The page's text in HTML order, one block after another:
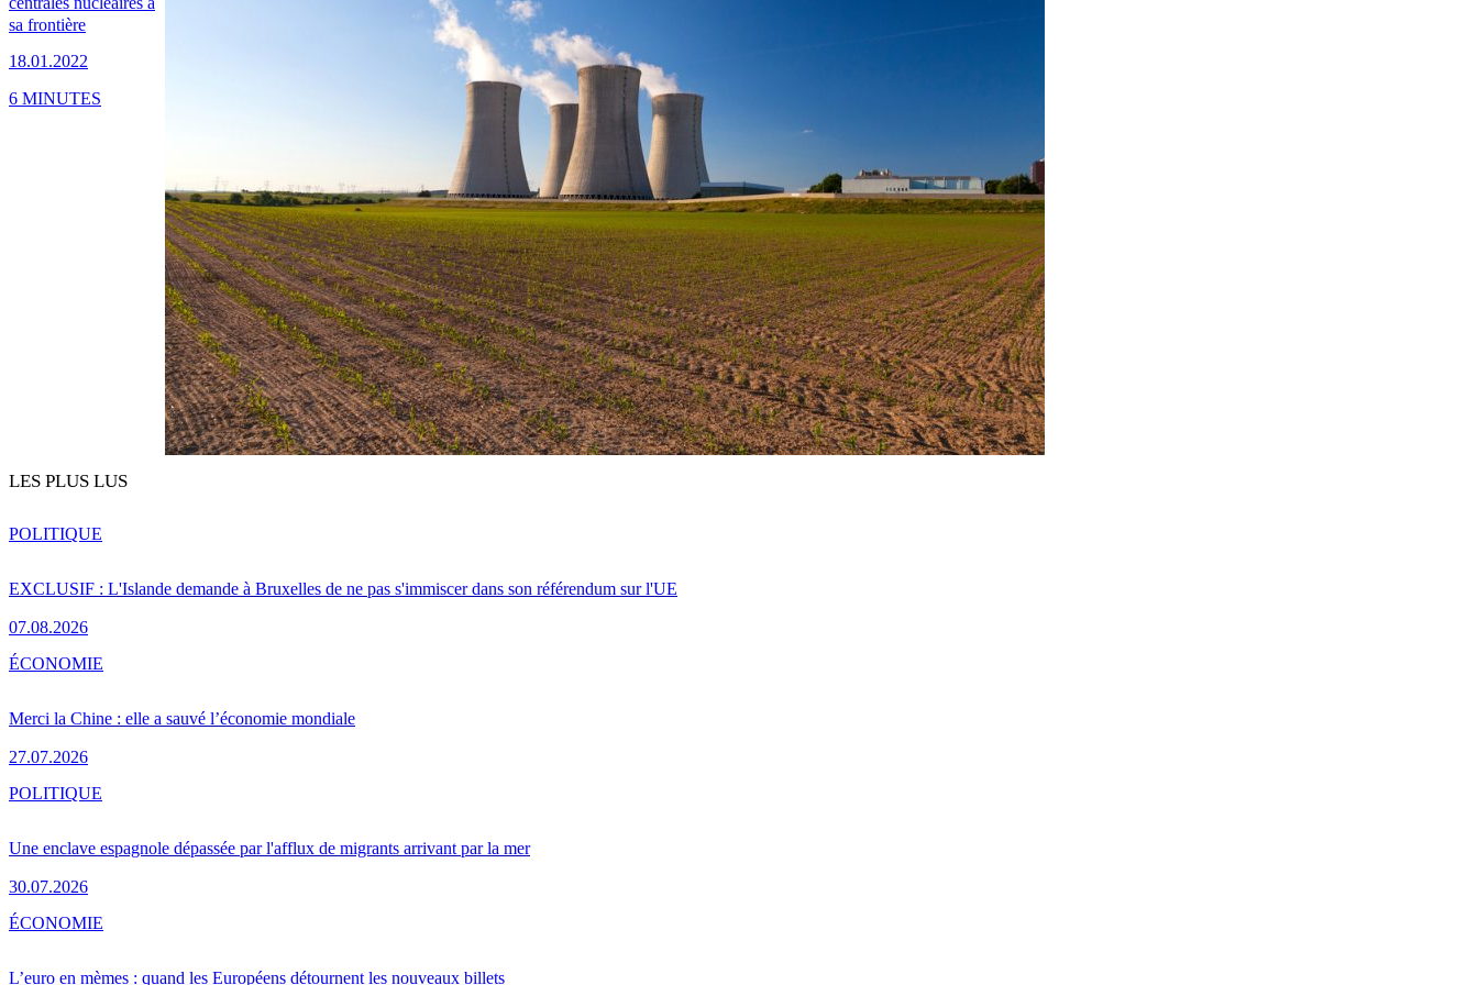
sa frontière
18.01.2022
6 MINUTES
LES PLUS LUS
EXCLUSIF : L'Islande demande à Bruxelles de ne pas s'immiscer dans son référendum sur l'UE
07.08.2026
POLITIQUE
Merci la Chine : elle a sauvé l’économie mondiale
27.07.2026
ÉCONOMIE
Une enclave espagnole dépassée par l'afflux de migrants arrivant par la mer
30.07.2026
POLITIQUE
L’euro en mèmes : quand les Européens détournent les nouveaux billets
ÉCONOMIE